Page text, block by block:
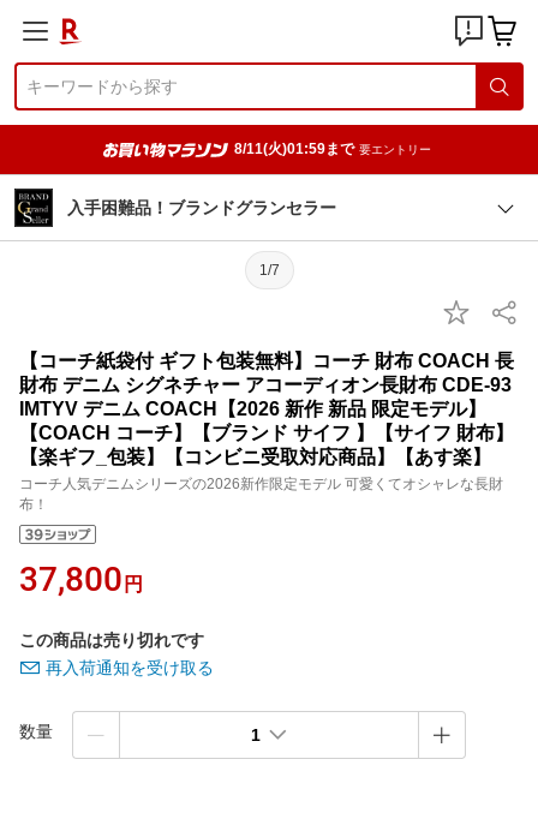
8/11(火)01:59まで 要エントリー
入手困難品！ブランドグランセラー
1/7
【コーチ紙袋付 ギフト包装無料】コーチ 財布 COACH 長
財布 デニム シグネチャー アコーディオン長財布 CDE-93
IMTYV デニム COACH【2026 新作 新品 限定モデル】
【COACH コーチ】【ブランド サイフ 】【サイフ 財布】
【楽ギフ_包装】【コンビニ受取対応商品】【あす楽】
コーチ人気デニムシリーズの2026新作限定モデル 可愛くてオシャレな長財
布！
37,800 円
この商品は売り切れです
再入荷通知を受け取る
数量 1